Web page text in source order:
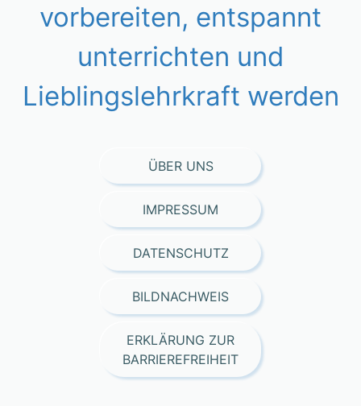
vorbereiten, entspannt
unterrichten und
Lieblingslehrkraft werden
ÜBER UNS
IMPRESSUM
DATENSCHUTZ
BILDNACHWEIS
ERKLÄRUNG ZUR
BARRIEREFREIHEIT